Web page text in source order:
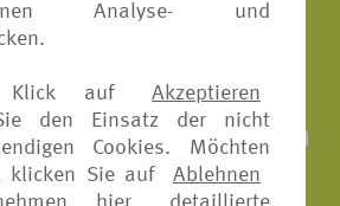
Analyse- und
Klick auf
Akzeptieren
den Einsatz der nicht
Cookies. Möchten
klicken Sie auf
Ablehnen
zur Verfügung.
Verbraucher bei
sowie Kundeninformationen bei
Geschäftsverkehr